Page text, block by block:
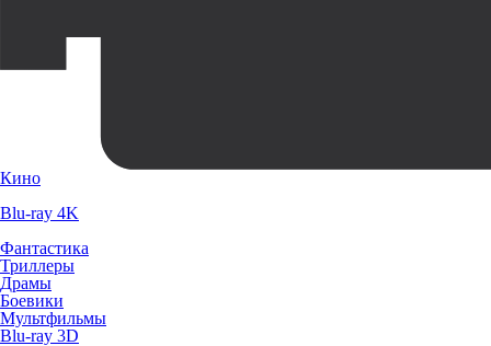
Кино
Blu-ray 4K
Фантастика
Триллеры
Драмы
Боевики
Мультфильмы
Blu-ray 3D